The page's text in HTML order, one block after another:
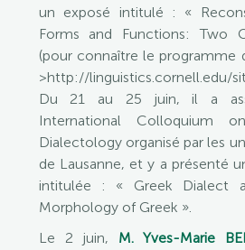
un exposé intitulé : «
Forms and Functions: Two
(pour connaître le programme
>http://linguistics.cornell.edu/
Du 21 au 25 juin, il a
International Colloquium
Dialectology organisé par les
de Lausanne, et y a présenté
intitulée : « Greek Dialect
Morphology of Greek ».
Le 2 juin, M. Yves-Marie